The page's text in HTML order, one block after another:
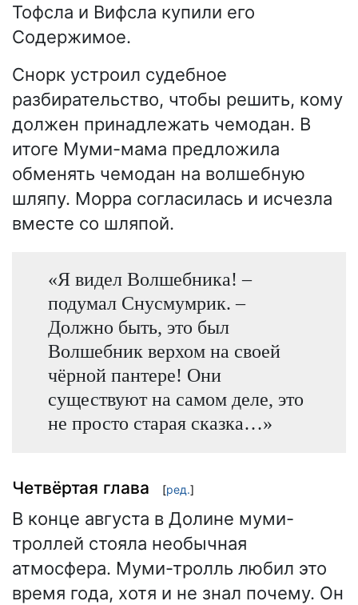
Тофсла и Вифсла купили его
Содержимое.
Снорк устроил судебное
разбирательство, чтобы решить, кому
должен принадлежать чемодан. В
итоге Муми-мама предложила
обменять чемодан на волшебную
шляпу. Морра согласилась и исчезла
вместе со шляпой.
«Я видел Волшебника! –
подумал Снусмумрик. –
Должно быть, это был
Волшебник верхом на своей
чёрной пантере! Они
существуют на самом деле, это
не просто старая сказка…»
Четвёртая глава [ред.]
В конце августа в Долине муми-
троллей стояла необычная
атмосфера. Муми-тролль любил это
время года, хотя и не знал почему. Он